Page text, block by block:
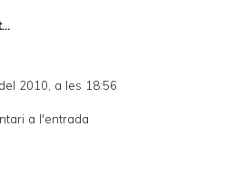
2010, a les 18:56
a l'entrada